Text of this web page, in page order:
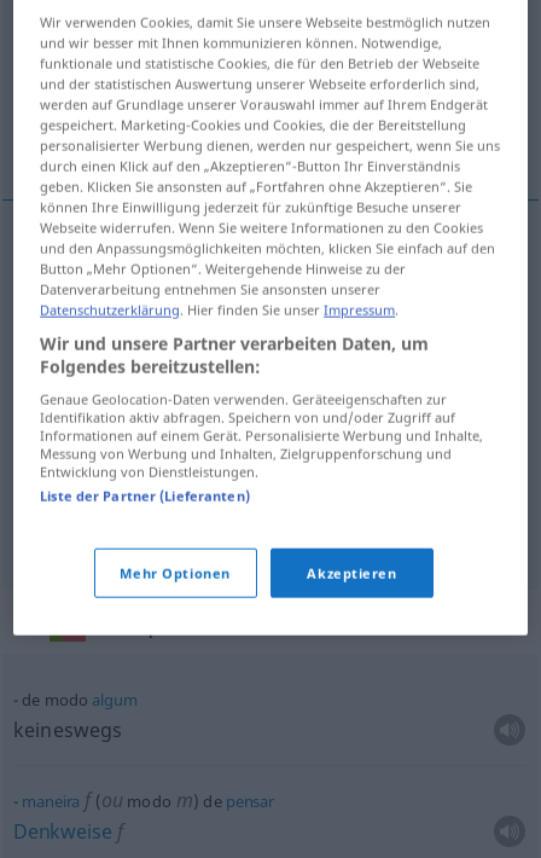
modo [ˈmɔdu] m
Übersicht aller Übersetzungen
(Für mehr Details die Übersetzung anklicken/antippen)
Art, Verfahren, Modus, Tonart, Weise
f modo
Weisef modo
Verfahren
Modusm modo LING
Tonartf modo MÚS
de modo algum
keineswegs
maneira f (ou modo m) de pensar
Denkweise f
Wir verwenden Cookies, damit Sie unsere Webseite bestmöglich nutzen
und wir besser mit Ihnen kommunizieren können. Notwendige,
funktionale und statistische Cookies, die für den Betrieb der Webseite
und der statistischen Auswertung unserer Webseite erforderlich sind,
werden auf Grundlage unserer Vorauswahl immer auf Ihrem Endgerät
gespeichert. Marketing-Cookies und Cookies, die der Bereitstellung
personalisierter Werbung dienen, werden nur gespeichert, wenn Sie uns
durch einen Klick auf den „Akzeptieren“-Button Ihr Einverständnis
geben. Klicken Sie ansonsten auf „Fortfahren ohne Akzeptieren“. Sie
können Ihre Einwilligung jederzeit für zukünftige Besuche unserer
Webseite widerrufen. Wenn Sie weitere Informationen zu den Cookies
und den Anpassungsmöglichkeiten möchten, klicken Sie einfach auf den
Button „Mehr Optionen“. Weitergehende Hinweise zu der
Datenverarbeitung entnehmen Sie ansonsten unserer
Datenschutzerklärung. Hier finden Sie unserImpressum.
Wir und unsere Partner verarbeiten Daten, um
Folgendes bereitzustellen:
Genaue Geolocation-Daten verwenden. Geräteeigenschaften zur
Identifikation aktiv abfragen. Speichern von und/oder Zugriff auf
Informationen auf einem Gerät. Personalisierte Werbung und Inhalte,
Messung von Werbung und Inhalten, Zielgruppenforschung und
Entwicklung von Dienstleistungen.
Liste der Partner (Lieferanten)
Mehr Optionen Akzeptieren